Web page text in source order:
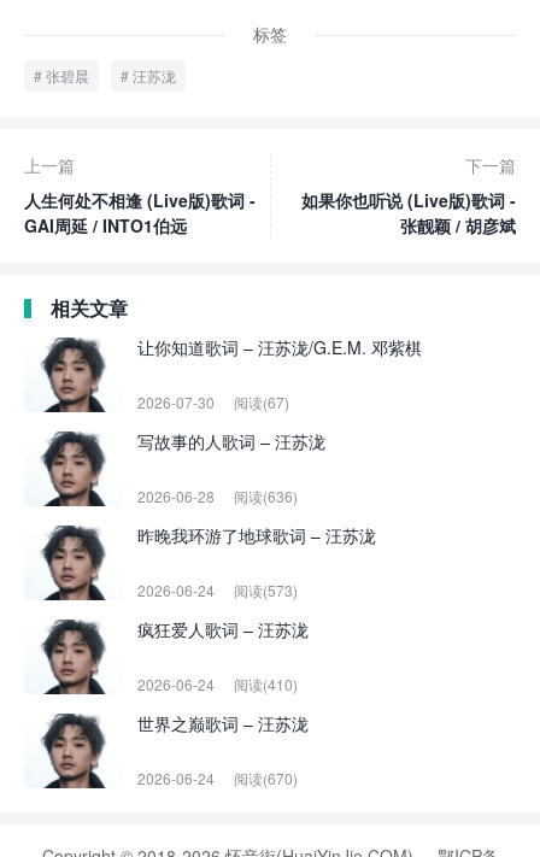
标签
张碧晨 汪苏泷
上一篇
人生何处不相逢 (Live版)歌词 -
GAI周延 / INTO1伯远
下一篇
如果你也听说 (Live版)歌词 -
张靓颖 / 胡彦斌
相关文章
让你知道歌词 – 汪苏泷/G.E.M. 邓紫棋
2026-07-30 阅读(67)
写故事的人歌词 – 汪苏泷
2026-06-28 阅读(636)
昨晚我环游了地球歌词 – 汪苏泷
2026-06-24 阅读(573)
疯狂爱人歌词 – 汪苏泷
2026-06-24 阅读(410)
世界之巅歌词 – 汪苏泷
2026-06-24 阅读(670)